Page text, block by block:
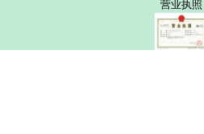
营业执照